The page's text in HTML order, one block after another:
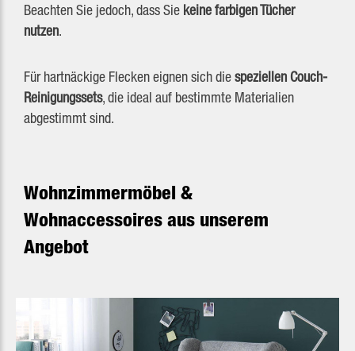
Beachten Sie jedoch, dass Sie keine farbigen Tücher
nutzen.
Für hartnäckige Flecken eignen sich diespeziellen Couch-
Reinigungssets, die ideal auf bestimmte Materialien
abgestimmt sind.
Wohnzimmermöbel &
Wohnaccessoires aus unserem
Angebot